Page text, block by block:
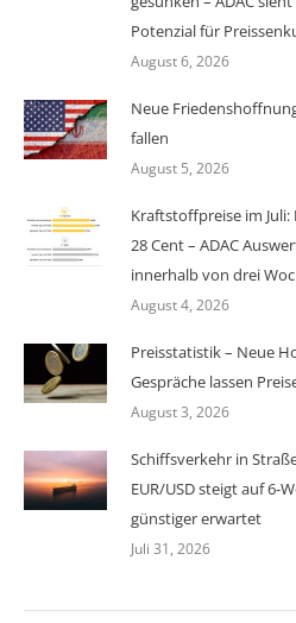
Potenzial für
August 6, 2026
Neue
fallen
August 5, 2026
Kraftstoffpreise im
28 Cent – ADAC
innerhalb von drei
August 4, 2026
Preisstatistik – Neue
Gespräche lassen
August 3, 2026
Schiffsverkehr in
EUR/USD steigt auf 6-
günstiger erwartet
Juli 31, 2026